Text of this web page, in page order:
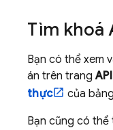
Tìm khoá
Bạn có thể xem
án trên trang
thực
của
Bạn cũng có thể